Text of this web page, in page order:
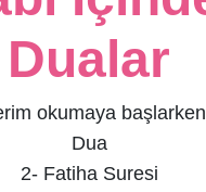
Dualar
okumaya
Dua
2- Fatiha Suresi